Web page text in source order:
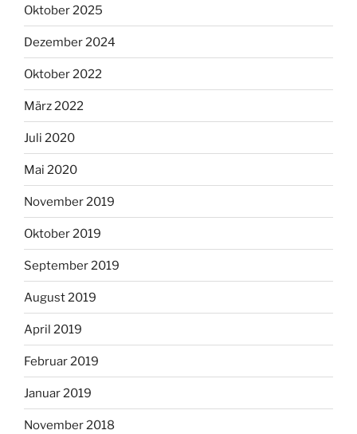
Oktober 2025
Dezember 2024
Oktober 2022
März 2022
Juli 2020
Mai 2020
November 2019
Oktober 2019
September 2019
August 2019
April 2019
Februar 2019
Januar 2019
November 2018